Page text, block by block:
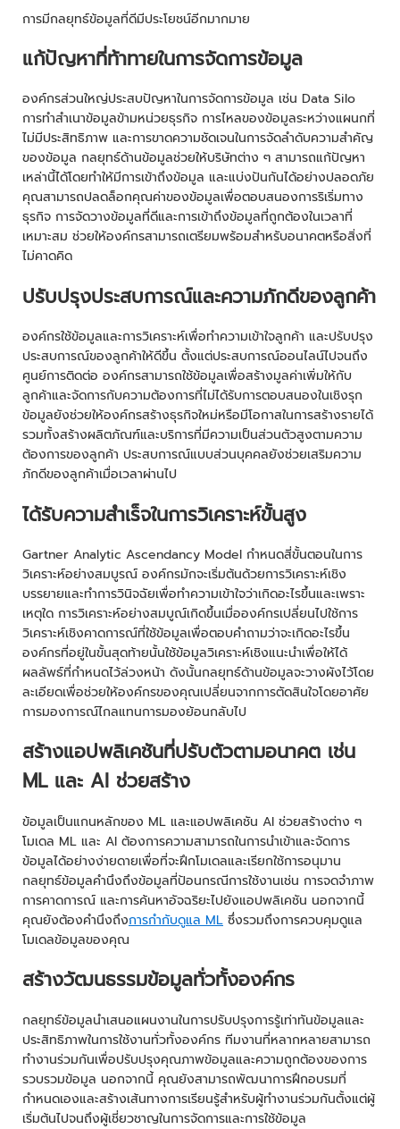
การมีกลยุทธ์ข้อมูลที่ดีมีประโยชน์อีกมากมาย
แก้ปัญหาที่ท้าทายในการจัดการข้อมูล
องค์กรส่วนใหญ่ประสบปัญหาในการจัดการข้อมูล เช่น Data Silo
การทำสำเนาข้อมูลข้ามหน่วยธุรกิจ การไหลของข้อมูลระหว่างแผนกที่
ไม่มีประสิทธิภาพ และการขาดความชัดเจนในการจัดลำดับความสำคัญ
ของข้อมูล กลยุทธ์ด้านข้อมูลช่วยให้บริษัทต่าง ๆ สามารถแก้ปัญหา
เหล่านี้ได้โดยทำให้มีการเข้าถึงข้อมูล และแบ่งปันกันได้อย่างปลอดภัย
คุณสามารถปลดล็อกคุณค่าของข้อมูลเพื่อตอบสนองการริเริ่มทาง
ธุรกิจ การจัดวางข้อมูลที่ดีและการเข้าถึงข้อมูลที่ถูกต้องในเวลาที่
เหมาะสม ช่วยให้องค์กรสามารถเตรียมพร้อมสำหรับอนาคตหรือสิ่งที่
ไม่คาดคิด
ปรับปรุงประสบการณ์และความภักดีของลูกค้า
องค์กรใช้ข้อมูลและการวิเคราะห์เพื่อทำความเข้าใจลูกค้า และปรับปรุง
ประสบการณ์ของลูกค้าให้ดีขึ้น ตั้งแต่ประสบการณ์ออนไลน์ไปจนถึง
ศูนย์การติดต่อ องค์กรสามารถใช้ข้อมูลเพื่อสร้างมูลค่าเพิ่มให้กับ
ลูกค้าและจัดการกับความต้องการที่ไม่ได้รับการตอบสนองในเชิงรุก
ข้อมูลยังช่วยให้องค์กรสร้างธุรกิจใหม่หรือมีโอกาสในการสร้างรายได้
รวมทั้งสร้างผลิตภัณฑ์และบริการที่มีความเป็นส่วนตัวสูงตามความ
ต้องการของลูกค้า ประสบการณ์แบบส่วนบุคคลยังช่วยเสริมความ
ภักดีของลูกค้าเมื่อเวลาผ่านไป
ได้รับความสำเร็จในการวิเคราะห์ขั้นสูง
Gartner Analytic Ascendancy Model กำหนดสี่ขั้นตอนในการ
วิเคราะห์อย่างสมบูรณ์ องค์กรมักจะเริ่มต้นด้วยการวิเคราะห์เชิง
บรรยายและทำการวินิจฉัยเพื่อทำความเข้าใจว่าเกิดอะไรขึ้นและเพราะ
เหตุใด การวิเคราะห์อย่างสมบูณ์เกิดขึ้นเมื่อองค์กรเปลี่ยนไปใช้การ
วิเคราะห์เชิงคาดการณ์ที่ใช้ข้อมูลเพื่อตอบคำถามว่าจะเกิดอะไรขึ้น
องค์กรที่อยู่ในขั้นสุดท้ายนั้นใช้ข้อมูลวิเคราะห์เชิงแนะนำเพื่อให้ได้
ผลลัพธ์ที่กำหนดไว้ล่วงหน้า ดังนั้นกลยุทธ์ด้านข้อมูลจะวางผังไว้โดย
ละเอียดเพื่อช่วยให้องค์กรของคุณเปลี่ยนจากการตัดสินใจโดยอาศัย
การมองการณ์ไกลแทนการมองย้อนกลับไป
สร้างแอปพลิเคชันที่ปรับตัวตามอนาคต เช่น
ML และ AI ช่วยสร้าง
ข้อมูลเป็นแกนหลักของ ML และแอปพลิเคชัน AI ช่วยสร้างต่าง ๆ
โมเดล ML และ AI ต้องการความสามารถในการนำเข้าและจัดการ
ข้อมูลได้อย่างง่ายดายเพื่อที่จะฝึกโมเดลและเรียกใช้การอนุมาน
กลยุทธ์ข้อมูลคำนึงถึงข้อมูลที่ป้อนกรณีการใช้งานเช่น การจดจำภาพ
การคาดการณ์ และการค้นหาอัจฉริยะไปยังแอปพลิเคชัน นอกจากนี้
คุณยังต้องคำนึงถึงการกำกับดูแล ML ซึ่งรวมถึงการควบคุมดูแล
โมเดลข้อมูลของคุณ
สร้างวัฒนธรรมข้อมูลทั่วทั้งองค์กร
กลยุทธ์ข้อมูลนำเสนอแผนงานในการปรับปรุงการรู้เท่าทันข้อมูลและ
ประสิทธิภาพในการใช้งานทั่วทั้งองค์กร ทีมงานที่หลากหลายสามารถ
ทำงานร่วมกันเพื่อปรับปรุงคุณภาพข้อมูลและความถูกต้องของการ
รวบรวมข้อมูล นอกจากนี้ คุณยังสามารถพัฒนาการฝึกอบรมที่
กำหนดเองและสร้างเส้นทางการเรียนรู้สำหรับผู้ทำงานร่วมกันตั้งแต่ผู้
เริ่มต้นไปจนถึงผู้เชี่ยวชาญในการจัดการและการใช้ข้อมูล